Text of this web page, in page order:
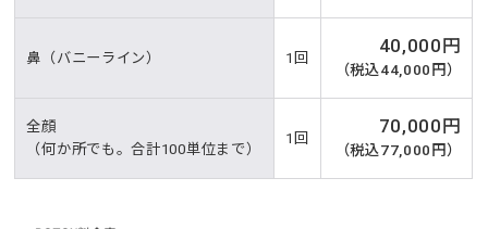
鼻（バニーライン） 1回
40,000円
（税込44,000円）
全顔
（何か所でも。合計100単位まで）
1回
70,000円
（税込77,000円）